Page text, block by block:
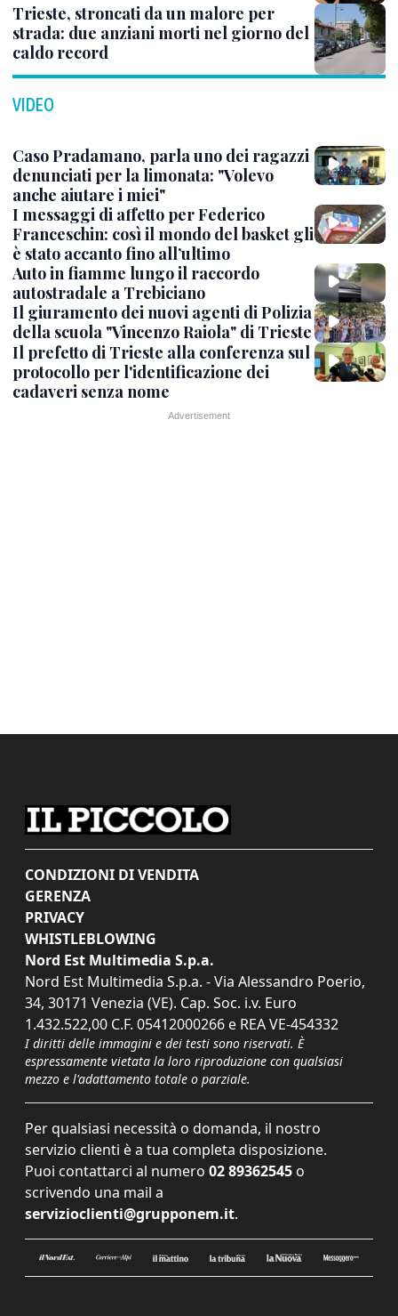
Trieste, stroncati da un malore per
strada: due anziani morti nel giorno del
caldo record
VIDEO
Caso Pradamano, parla uno dei ragazzi
denunciati per la limonata: "Volevo
anche aiutare i miei"
I messaggi di affetto per Federico
Franceschin: così il mondo del basket gli
è stato accanto fino all’ultimo
Auto in fiamme lungo il raccordo
autostradale a Trebiciano
Il giuramento dei nuovi agenti di Polizia
della scuola "Vincenzo Raiola" di Trieste
Il prefetto di Trieste alla conferenza sul
protocollo per l'identificazione dei
cadaveri senza nome
CONDIZIONI DI VENDITA
GERENZA
PRIVACY
WHISTLEBLOWING
Nord Est Multimedia S.p.a.
Nord Est Multimedia S.p.a. - Via Alessandro Poerio,
34, 30171 Venezia (VE). Cap. Soc. i.v. Euro
1.432.522,00 C.F. 05412000266 e REA VE-454332
I diritti delle immagini e dei testi sono riservati. È
espressamente vietata la loro riproduzione con qualsiasi
mezzo e l'adattamento totale o parziale.
Per qualsiasi necessità o domanda, il nostro
servizio clienti è a tua completa disposizione.
Puoi contattarci al numero 02 89362545 o
scrivendo una mail a
servizioclienti@grupponem.it.